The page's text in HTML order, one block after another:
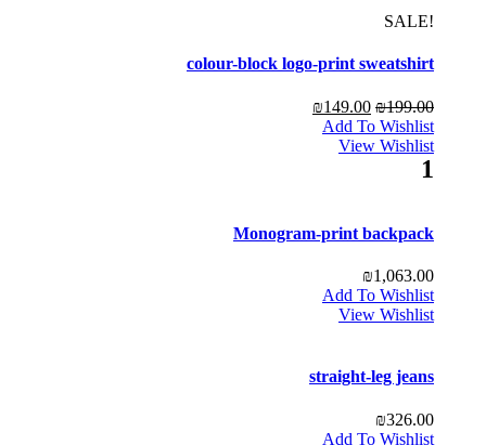
!SALE
colour-block logo-print sweatshirt
₪199.00
₪149.00
Add To Wishlist
View Wishlist
1
Monogram-print backpack
₪1,063.00
Add To Wishlist
View Wishlist
straight-leg jeans
₪326.00
Add To Wishlist